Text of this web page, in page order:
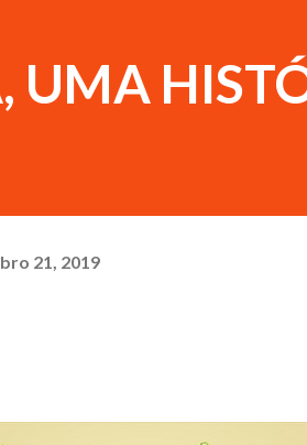
UMA
21, 2019